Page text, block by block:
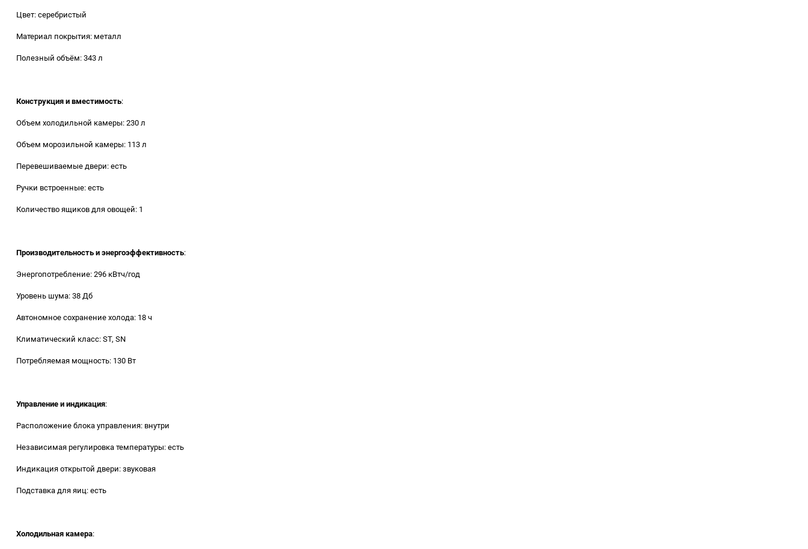
Аккумуляторный
инструмент
Цвет: серебристый
Материал покрытия: металл
Полезный объём: 343 л
Конструкция и вместимость:
Объем холодильной камеры: 230 л
Объем морозильной камеры: 113 л
Перевешиваемые двери: есть
Ручки встроенные: есть
Количество ящиков для овощей: 1
Производительность и энергоэффективность:
Энергопотребление: 296 кВтч/год
Уровень шума: 38 Дб
Автономное сохранение холода: 18 ч
Климатический класс: ST, SN
Потребляемая мощность: 130 Вт
Управление и индикация:
Расположение блока управления: внутри
Независимая регулировка температуры: есть
Индикация открытой двери: звуковая
Подставка для яиц: есть
Холодильная камера: